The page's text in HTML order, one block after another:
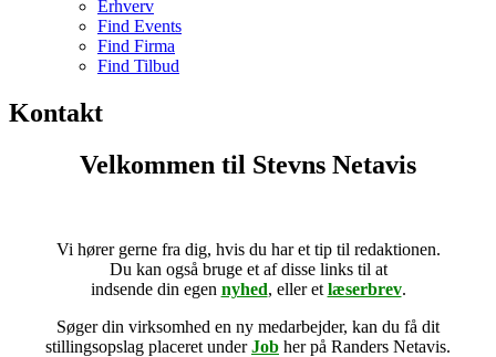
Erhverv
Find Events
Find Firma
Find Tilbud
Kontakt
Velkommen til Stevns Netavis
Vi hører gerne fra dig, hvis du har et tip til redaktionen.
Du kan også bruge et af disse links til at
indsende din egen nyhed, eller et læserbrev.
Søger din virksomhed en ny medarbejder, kan du få dit
stillingsopslag placeret underJob her på Randers Netavis.